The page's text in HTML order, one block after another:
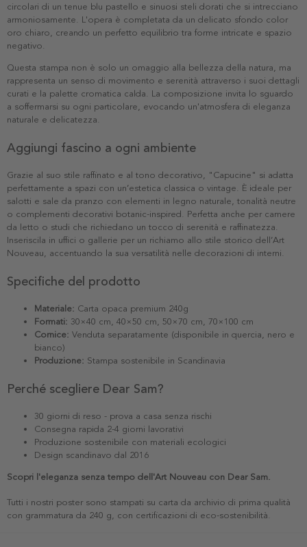
circolari di un tenue blu pastello e sinuosi steli dorati che si intrecciano
armoniosamente. L'opera è completata da un delicato sfondo color
oro chiaro, creando un perfetto equilibrio tra forme intricate e spazio
negativo.
Questa stampa non è solo un omaggio alla bellezza della natura, ma
rappresenta un senso di movimento e serenità attraverso i suoi dettagli
curati e la palette cromatica calda. La composizione invita lo sguardo
a soffermarsi su ogni particolare, evocando un'atmosfera di eleganza
naturale e delicatezza.
Aggiungi fascino a ogni ambiente
Grazie al suo stile raffinato e al tono decorativo, "Capucine" si adatta
perfettamente a spazi con un’estetica classica o vintage. È ideale per
salotti e sale da pranzo con elementi in legno naturale, tonalità neutre
o complementi decorativi botanic-inspired. Perfetta anche per camere
da letto o studi che richiedano un tocco di serenità e raffinatezza.
Inseriscila in uffici o gallerie per un richiamo allo stile storico dell’Art
Nouveau, accentuando la sua versatilità nelle decorazioni di interni.
Specifiche del prodotto
Materiale: Carta opaca premium 240g
Formati: 30×40 cm, 40×50 cm, 50×70 cm, 70×100 cm
Cornice: Venduta separatamente (disponibile in quercia, nero e
bianco)
Produzione: Stampa sostenibile in Scandinavia
Perché scegliere Dear Sam?
30 giorni di reso - prova a casa senza rischi
Consegna rapida 2-4 giorni lavorativi
Produzione sostenibile con materiali ecologici
Design scandinavo dal 2016
Scopri l'eleganza senza tempo dell'Art Nouveau con Dear Sam.
Tutti i nostri poster sono stampati su carta da archivio di prima qualità
con grammatura da 240 g, con certificazioni di eco-sostenibilità.